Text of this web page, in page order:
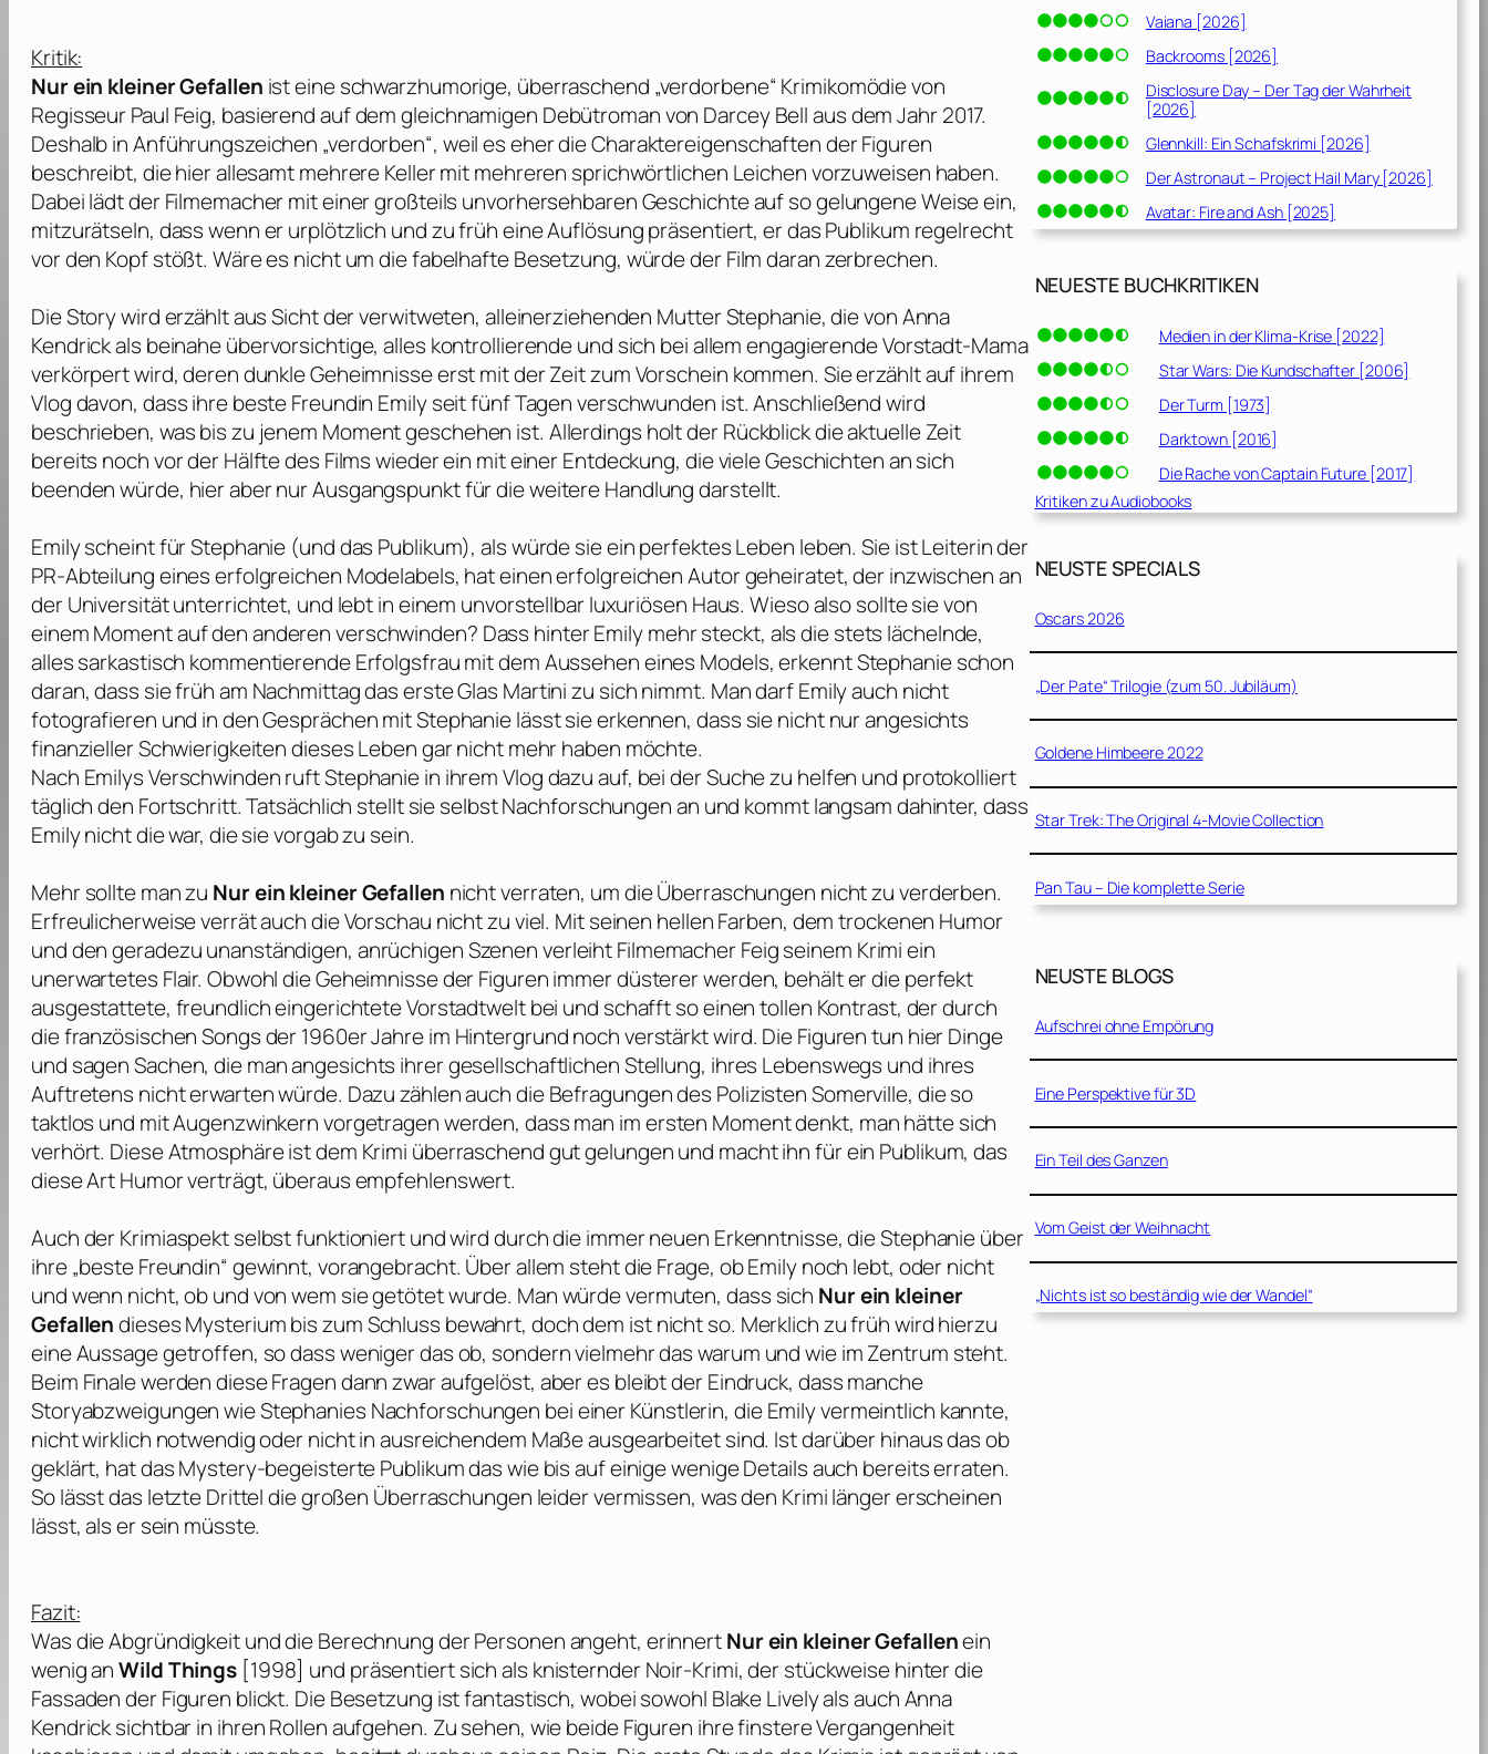
Kritik:
Nur ein kleiner Gefallen ist eine schwarzhumorige, überraschend „verdorbene“ Krimikomödie von
RegisseurPaul Feig, basierend auf dem gleichnamigen Debütroman von Darcey Bellaus dem Jahr 2017.
Deshalb in Anführungszeichen „verdorben“, weil es eher die Charaktereigenschaften der Figuren
beschreibt, die hier allesamt mehrere Keller mit mehreren sprichwörtlichen Leichen vorzuweisen haben.
Dabei lädt der Filmemacher mit einer großteils unvorhersehbaren Geschichte auf so gelungene Weise ein,
mitzurätseln, dass wenn er urplötzlich und zu früh eine Auflösung präsentiert, er das Publikum regelrecht
vor den Kopf stößt. Wäre es nicht um die fabelhafte Besetzung, würde der Film daran zerbrechen.
Die Story wird erzählt aus Sicht der verwitweten, alleinerziehenden Mutter Stephanie, die vonAnna
Kendrickals beinahe übervorsichtige, alles kontrollierende und sich bei allem engagierende Vorstadt-Mama
verkörpert wird, deren dunkle Geheimnisse erst mit der Zeit zum Vorschein kommen. Sie erzählt auf ihrem
Vlog davon, dass ihre beste Freundin Emily seit fünf Tagen verschwunden ist. Anschließend wird
beschrieben, was bis zu jenem Moment geschehen ist. Allerdings holt der Rückblick die aktuelle Zeit
bereits noch vor der Hälfte des Films wieder ein mit einer Entdeckung, die viele Geschichten an sich
beenden würde, hier aber nur Ausgangspunkt für die weitere Handlung darstellt.
Emily scheint für Stephanie (und das Publikum), als würde sie ein perfektes Leben leben. Sie ist Leiterin der
PR-Abteilung eines erfolgreichen Modelabels, hat einen erfolgreichen Autor geheiratet, der inzwischen an
der Universität unterrichtet, und lebt in einem unvorstellbar luxuriösen Haus. Wieso also sollte sie von
einem Moment auf den anderen verschwinden? Dass hinter Emily mehr steckt, als die stets lächelnde,
alles sarkastisch kommentierende Erfolgsfrau mit dem Aussehen eines Models, erkennt Stephanie schon
daran, dass sie früh am Nachmittag das erste Glas Martini zu sich nimmt. Man darf Emily auch nicht
fotografieren und in den Gesprächen mit Stephanie lässt sie erkennen, dass sie nicht nur angesichts
finanzieller Schwierigkeiten dieses Leben gar nicht mehr haben möchte.
Nach Emilys Verschwinden ruft Stephanie in ihrem Vlog dazu auf, bei der Suche zu helfen und protokolliert
täglich den Fortschritt. Tatsächlich stellt sie selbst Nachforschungen an und kommt langsam dahinter, dass
Emily nicht die war, die sie vorgab zu sein.
Mehr sollte man zu Nur ein kleiner Gefallen nicht verraten, um die Überraschungen nicht zu verderben.
Erfreulicherweise verrät auch die Vorschau nicht zu viel. Mit seinen hellen Farben, dem trockenen Humor
und den geradezu unanständigen, anrüchigen Szenen verleiht FilmemacherFeigseinem Krimi ein
unerwartetes Flair. Obwohl die Geheimnisse der Figuren immer düsterer werden, behält er die perfekt
ausgestattete, freundlich eingerichtete Vorstadtwelt bei und schafft so einen tollen Kontrast, der durch
die französischen Songs der 1960er Jahre im Hintergrund noch verstärkt wird. Die Figuren tun hier Dinge
und sagen Sachen, die man angesichts ihrer gesellschaftlichen Stellung, ihres Lebenswegs und ihres
Auftretens nicht erwarten würde. Dazu zählen auch die Befragungen des Polizisten Somerville, die so
taktlos und mit Augenzwinkern vorgetragen werden, dass man im ersten Moment denkt, man hätte sich
verhört. Diese Atmosphäre ist dem Krimi überraschend gut gelungen und macht ihn für ein Publikum, das
diese Art Humor verträgt, überaus empfehlenswert.
Auch der Krimiaspekt selbst funktioniert und wird durch die immer neuen Erkenntnisse, die Stephanie über
ihre „beste Freundin“ gewinnt, vorangebracht. Über allem steht die Frage, ob Emily noch lebt, oder nicht
und wenn nicht, ob und von wem sie getötet wurde. Man würde vermuten, dass sich Nur ein kleiner
Gefallendieses Mysterium bis zum Schluss bewahrt, doch dem ist nicht so. Merklich zu früh wird hierzu
eine Aussage getroffen, so dass weniger das ob, sondern vielmehr das warum und wie im Zentrum steht.
Beim Finale werden diese Fragen dann zwar aufgelöst, aber es bleibt der Eindruck, dass manche
Storyabzweigungen wie Stephanies Nachforschungen bei einer Künstlerin, die Emily vermeintlich kannte,
nicht wirklich notwendig oder nicht in ausreichendem Maße ausgearbeitet sind. Ist darüber hinaus das ob
geklärt, hat das Mystery-begeisterte Publikum das wie bis auf einige wenige Details auch bereits erraten.
So lässt das letzte Drittel die großen Überraschungen leider vermissen, was den Krimi länger erscheinen
lässt, als er sein müsste.
Fazit:
Was die Abgründigkeit und die Berechnung der Personen angeht, erinnertNur ein kleiner Gefallenein
wenig anWild Things [1998] und präsentiert sich als knisternder Noir-Krimi, der stückweise hinter die
Fassaden der Figuren blickt. Die Besetzung ist fantastisch, wobei sowohl Blake Livelyals auchAnna
Kendricksichtbar in ihren Rollen aufgehen. Zu sehen, wie beide Figuren ihre finstere Vergangenheit
Vaiana [2026]
Backrooms [2026]
Disclosure Day – Der Tag der Wahrheit
[2026]
Glennkill: Ein Schafskrimi [2026]
Der Astronaut – Project Hail Mary [2026]
Avatar: Fire and Ash [2025]
NEUESTE BUCHKRITIKEN
Medien in der Klima-Krise [2022]
Star Wars: Die Kundschafter [2006]
Der Turm [1973]
Darktown [2016]
Die Rache von Captain Future [2017]
Kritiken zu Audiobooks
NEUSTE SPECIALS
Oscars 2026
„Der Pate“ Trilogie (zum 50. Jubiläum)
Goldene Himbeere 2022
Star Trek: The Original 4-Movie Collection
Pan Tau – Die komplette Serie
NEUSTE BLOGS
Aufschrei ohne Empörung
Eine Perspektive für 3D
Ein Teil des Ganzen
Vom Geist der Weihnacht
„Nichts ist so beständig wie der Wandel“